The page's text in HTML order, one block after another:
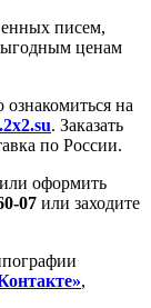
писем,
ценам
на
. Заказать
по России.
оформить
07 или заходите
,